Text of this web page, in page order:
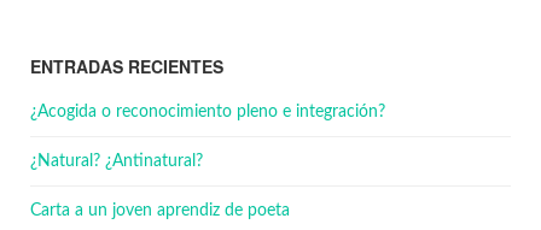
ENTRADAS RECIENTES
¿Acogida o reconocimiento pleno e integración?
¿Natural? ¿Antinatural?
Carta a un joven aprendiz de poeta